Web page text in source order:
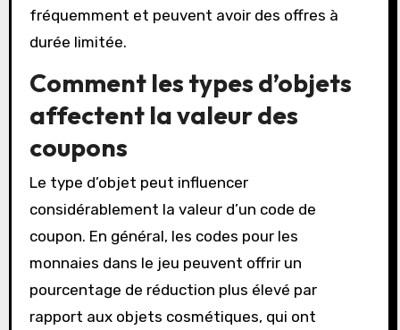
fréquemment et peuvent avoir des offres à
durée limitée.
Comment les types d’objets
affectent la valeur des
coupons
Le type d’objet peut influencer
considérablement la valeur d’un code de
coupon. En général, les codes pour les
monnaies dans le jeu peuvent offrir un
pourcentage de réduction plus élevé par
rapport aux objets cosmétiques, qui ont